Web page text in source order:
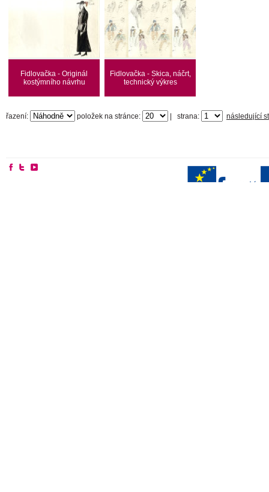
Fidlovačka - Originál
kostýmního návrhu
Fidlovačka - Skica, náčrt,
technický výkres
řazení: položek na stránce: strana: následující